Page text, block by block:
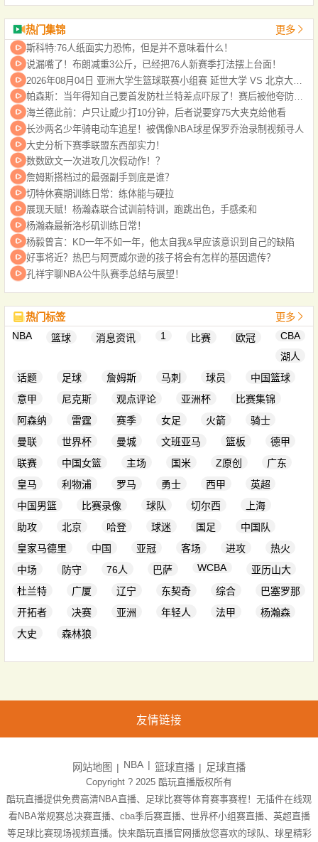
热门集锦 更多
斯科特:76人纸面实力恐怖，但是并不意味着什么！
说漏嘴了！布朗减重3公斤，已经把76人新赛季打法摆上台面！
帕森斯：当年得知自己要首发防杜兰特差点吓尿了！赛后被他夸防得好给了我自信
海兰德此前：卢只让威少打10分钟，后者说要穿75大夹克给他看
长沙两名少年骑电动车追星！被偶像NBA球星保罗乔治录制视频寻人
大史分析下赛季联盟东西部实力！
数数欧文一次进攻几次假动作！？
詹姆斯搭档过的最强副手到底是谁？
切特休赛期训练日常：练体能与硬拉
展现天赋！杨瀚森联合试训前特训，跑跳出色，手感柔和
杨瀚森最新洛杉矶训练日常！
杨毅曾言：KD一年不如一年，他太自我&早应该意识到自己的缺陷
好事将近？热巴与阿贾威尔逊的孩子将会有怎样的基因遗传？
孔祥宇聊NBA公牛队赛季总结与展望！
热门标签
更多
NBA
篮球 消息资讯 1 比赛 欧冠
CBA
湖人
话题
足球 詹姆斯 马刺 球员
中国篮球
意甲
尼克斯 观点评论 亚洲杯
比赛集锦
阿森纳
雷霆 赛季 女足 火箭
骑士
曼联
世界杯 曼城 文班亚马 篮板
德甲
联赛
中国女篮 主场 国米 Z原创
广东
皇马
利物浦 罗马 勇士 西甲
英超
中国男篮
比赛录像 球队 切尔西
上海
助攻
北京 哈登 球迷 国足
中国队
皇家马德里
中国 亚冠 客场 进攻
热火
中场
防守 76人 巴萨 WCBA
亚历山大
杜兰特
广厦 辽宁 东契奇 综合
巴塞罗那
开拓者
决赛 亚洲 年轻人 法甲
杨瀚森
大史
森林狼
友情链接
网站地图 NBA 篮球直播 足球直播
Copyright ? 2025 酷玩直播版权所有
酷玩直播提供免费高清NBA直播、足球比赛等体育赛事赛程！无插件在线观
看NBA常规赛总决赛直播、cba季后赛直播、世界杯小组赛直播、英超直播
等足球比赛现场视频直播。快来酷玩直播官网播放您喜欢的球队、球星精彩